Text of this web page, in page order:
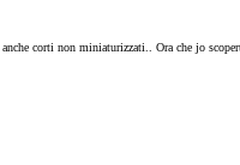
corti non miniaturizzati.. Ora che jo